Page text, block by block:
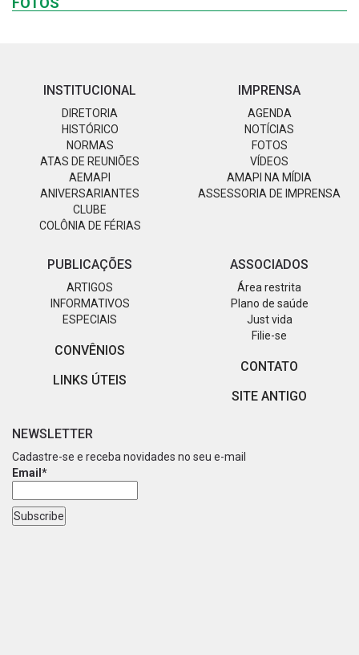
INSTITUCIONAL
DIRETORIA
HISTÓRICO
NORMAS
ATAS DE REUNIÕES
AEMAPI
ANIVERSARIANTES
CLUBE
COLÔNIA DE FÉRIAS
IMPRENSA
AGENDA
NOTÍCIAS
FOTOS
VÍDEOS
AMAPI NA MÍDIA
ASSESSORIA DE IMPRENSA
PUBLICAÇÕES
ARTIGOS
INFORMATIVOS
ESPECIAIS
CONVÊNIOS
LINKS ÚTEIS
ASSOCIADOS
Área restrita
Plano de saúde
Just vida
Filie-se
CONTATO
SITE ANTIGO
NEWSLETTER
Cadastre-se e receba novidades no seu e-mail
Email*